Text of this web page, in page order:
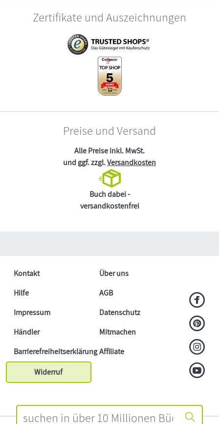
Zertifikate und Auszeichnungen
Preise und Versand
Alle Preise inkl. MwSt.
und ggf. zzgl.Versandkosten
Buch dabei -
versandkostenfrei
Kontakt
Über uns
Hilfe
AGB
Impressum
Datenschutz
Händler
Mitmachen
BarrierefreiheitserklärungAffiliate
Widerruf